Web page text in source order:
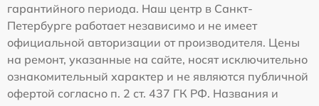
гарантийного периода. Наш центр в Санкт-
Петербурге работает независимо и не имеет
официальной авторизации от производителя. Цены
на ремонт, указанные на сайте, носят исключительно
ознакомительный характер и не являются публичной
офертой согласно п. 2 ст. 437 ГК РФ. Названия и